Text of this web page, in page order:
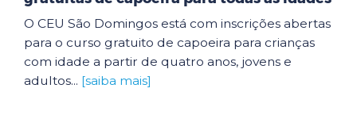
O CEU São Domingos está com inscrições abertas
para o curso gratuito de capoeira para crianças
com idade a partir de quatro anos, jovens e
adultos... [saiba mais]